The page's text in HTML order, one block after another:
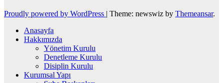
Proudly powered by WordPress | Theme: newswiz by Themeansar.
Anasayfa
Hakkımızda
Yönetim Kurulu
Denetleme Kurulu
Disiplin Kurulu
Kurumsal Yapı